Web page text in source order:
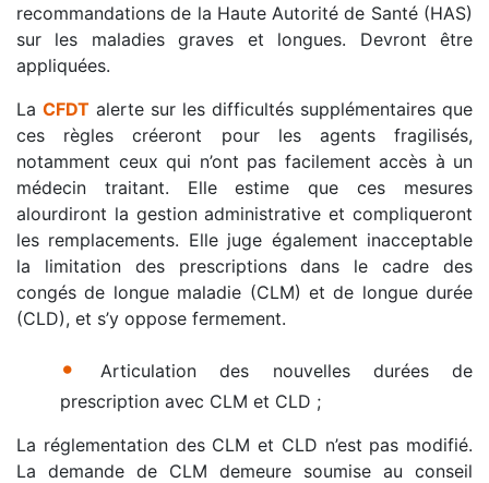
recommandations de la Haute Autorité de Santé (HAS)
sur les maladies graves et longues. Devront être
appliquées.
La CFDT alerte sur les difficultés supplémentaires que
ces règles créeront pour les agents fragilisés,
notamment ceux qui n’ont pas facilement accès à un
médecin traitant. Elle estime que ces mesures
alourdiront la gestion administrative et compliqueront
les remplacements. Elle juge également inacceptable
la limitation des prescriptions dans le cadre des
congés de longue maladie (CLM) et de longue durée
(CLD), et s’y oppose fermement.
•
Articulation des nouvelles durées de
prescription avec CLM et CLD ;
La réglementation des CLM et CLD n’est pas modifié.
La demande de CLM demeure soumise au conseil